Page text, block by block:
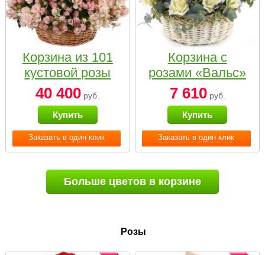
Заказать в один клик
Корзина из 101
кустовой розы
нежных тонов
40 400 руб.
Купить
Заказать в один клик
Корзина с
розами «Вальс»
7 610руб.
Купить
Больше цветов в корзине
Розы